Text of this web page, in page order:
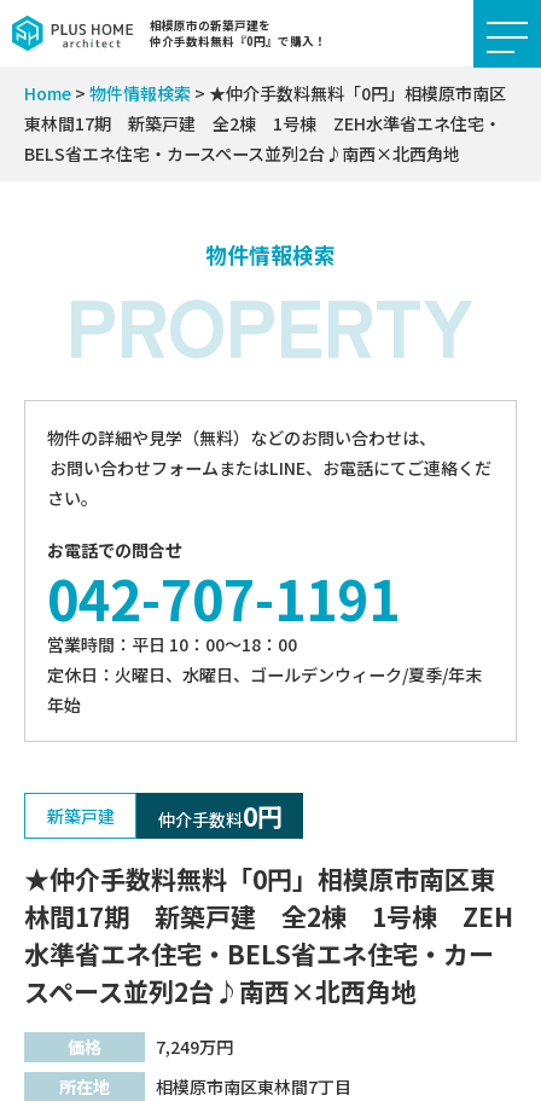
相模原市の新築戸建を
仲介手数料無料『0円』で購入！
Home > 物件情報検索 > ★仲介手数料無料「0円」相模原市南区
東林間17期 新築戸建 全2棟 1号棟 ZEH水準省エネ住宅・
BELS省エネ住宅・カースペース並列2台♪南西×北西角地
物件情報検索
PROPERTY
物件の詳細や見学（無料）などのお問い合わせは、
お問い合わせフォームまたはLINE、お電話にてご連絡くだ
さい。
お電話での問合せ
042-707-1191
営業時間：平⽇ 10：00〜18：00
定休⽇：火曜日、⽔曜⽇、ゴールデンウィーク/夏季/年末
年始
新築戸建 仲介手数料0円
★仲介手数料無料「0円」相模原市南区東
林間17期 新築戸建 全2棟 1号棟 ZEH
水準省エネ住宅・BELS省エネ住宅・カー
スペース並列2台♪南西×北西角地
価格 7,249万円
所在地
相模原市南区東林間7丁目